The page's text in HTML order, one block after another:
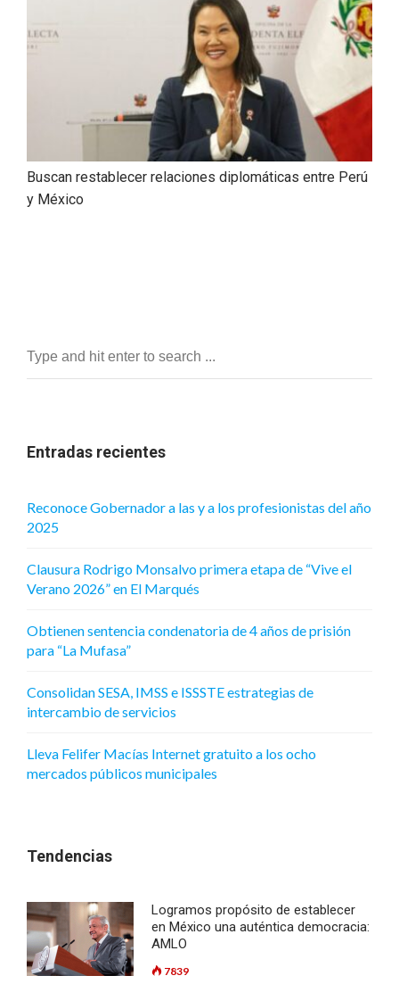
Buscan restablecer relaciones diplomáticas entre Perú
y México
Entradas recientes
Reconoce Gobernador a las y a los profesionistas del año
2025
Clausura Rodrigo Monsalvo primera etapa de “Vive el
Verano 2026” en El Marqués
Obtienen sentencia condenatoria de 4 años de prisión
para “La Mufasa”
Consolidan SESA, IMSS e ISSSTE estrategias de
intercambio de servicios
Lleva Felifer Macías Internet gratuito a los ocho
mercados públicos municipales
Tendencias
Logramos propósito de establecer
en México una auténtica democracia:
AMLO
7839